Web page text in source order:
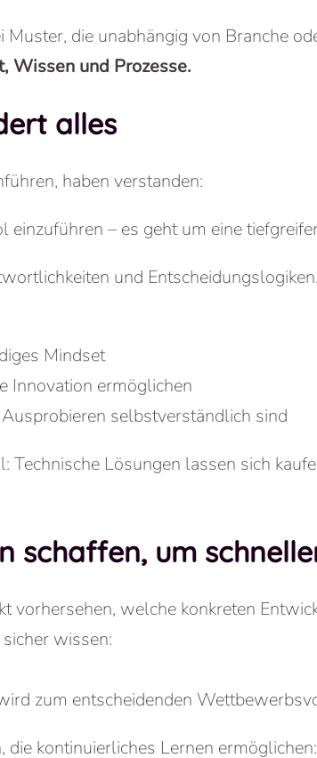
Muster, die unabhängig von Branche
Wissen und Prozesse.
alles
haben verstanden:
einzuführen – es geht um eine
und Entscheidungslogiken
Mindset
Innovation ermöglichen
selbstverständlich sind
Technische Lösungen lassen sich
schaffen, um
vorhersehen, welche konkreten
wissen:
zum entscheidenden
kontinuierliches Lernen ermöglichen: